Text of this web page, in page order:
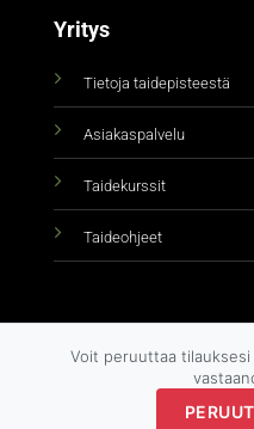
Yritys
Tietoja taidepisteestä
Asiakaspalvelu
Taidekurssit
Taideohjeet
Copyright
Voit peruuttaa